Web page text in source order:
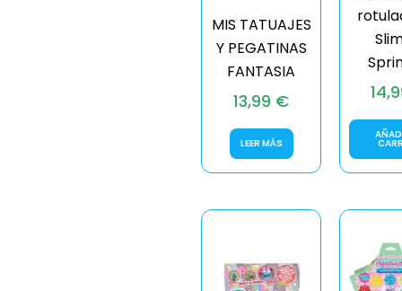
MIS TATUAJES
Y PEGATINAS
FANTASIA
13,99 €
LEER MÁS